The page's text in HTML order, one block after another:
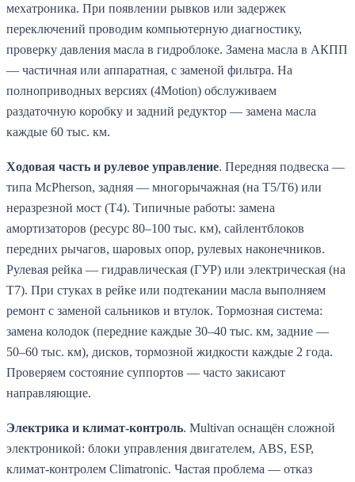
мехатроника. При появлении рывков или задержек
переключений проводим компьютерную диагностику,
проверку давления масла в гидроблоке. Замена масла в АКПП
— частичная или аппаратная, с заменой фильтра. На
полноприводных версиях (4Motion) обслуживаем
раздаточную коробку и задний редуктор — замена масла
каждые 60 тыс. км.
Ходовая часть и рулевое управление. Передняя подвеска —
типа McPherson, задняя — многорычажная (на T5/T6) или
неразрезной мост (T4). Типичные работы: замена
амортизаторов (ресурс 80–100 тыс. км), сайлентблоков
передних рычагов, шаровых опор, рулевых наконечников.
Рулевая рейка — гидравлическая (ГУР) или электрическая (на
T7). При стуках в рейке или подтекании масла выполняем
ремонт с заменой сальников и втулок. Тормозная система:
замена колодок (передние каждые 30–40 тыс. км, задние —
50–60 тыс. км), дисков, тормозной жидкости каждые 2 года.
Проверяем состояние суппортов — часто закисают
направляющие.
Электрика и климат-контроль. Multivan оснащён сложной
электроникой: блоки управления двигателем, ABS, ESP,
климат-контролем Climatronic. Частая проблема — отказ